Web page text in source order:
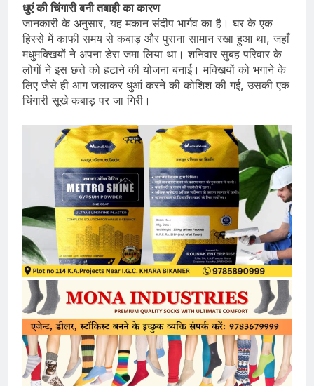
धुएं की चिंगारी बनी तबाही का कारण
जानकारी के अनुसार, यह मकान संदीप भार्गव का है। घर के एक
हिस्से में काफी समय से कबाड़ और पुराना सामान रखा हुआ था, जहाँ
मधुमक्खियों ने अपना डेरा जमा लिया था। शनिवार सुबह परिवार के
लोगों ने इस छत्ते को हटाने की योजना बनाई। मक्खियों को भगाने के
लिए जैसे ही आग जलाकर धुआं करने की कोशिश की गई, उसकी एक
चिंगारी सूखे कबाड़ पर जा गिरी।